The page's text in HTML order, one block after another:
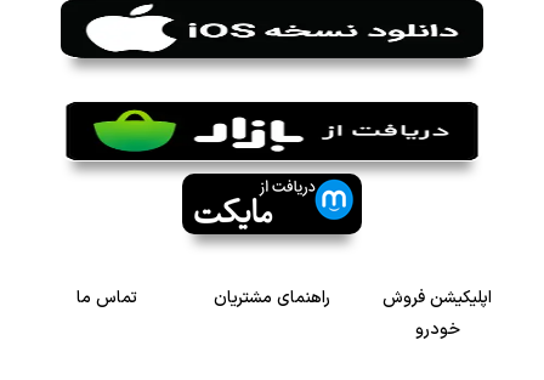
اپلیکیشن فروش
خودرو
راهنمای مشتریان تماس ما